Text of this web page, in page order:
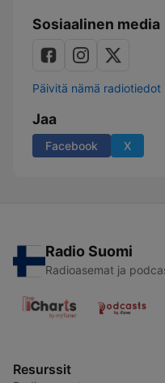
Sosiaalinen media
Päivitä nämä radiotiedot
Jaa
Facebook X
Radio Suomi
Radioasemat ja
Resurssit